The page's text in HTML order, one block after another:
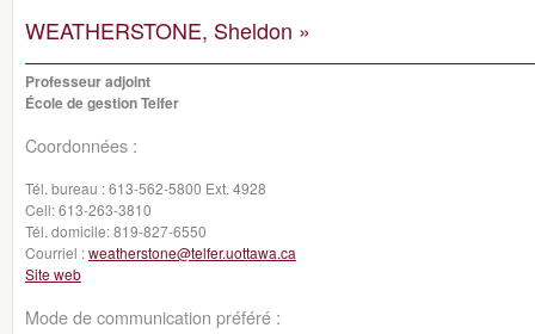
WEATHERSTONE, Sheldon »
Professeur adjoint
École de gestion Telfer
Coordonnées :
Tél. bureau :613-562-5800 Ext. 4928
Cell:613-263-3810
Tél. domicile:819-827-6550
Courriel :weatherstone@telfer.uottawa.ca
Site web
Mode de communication préféré :